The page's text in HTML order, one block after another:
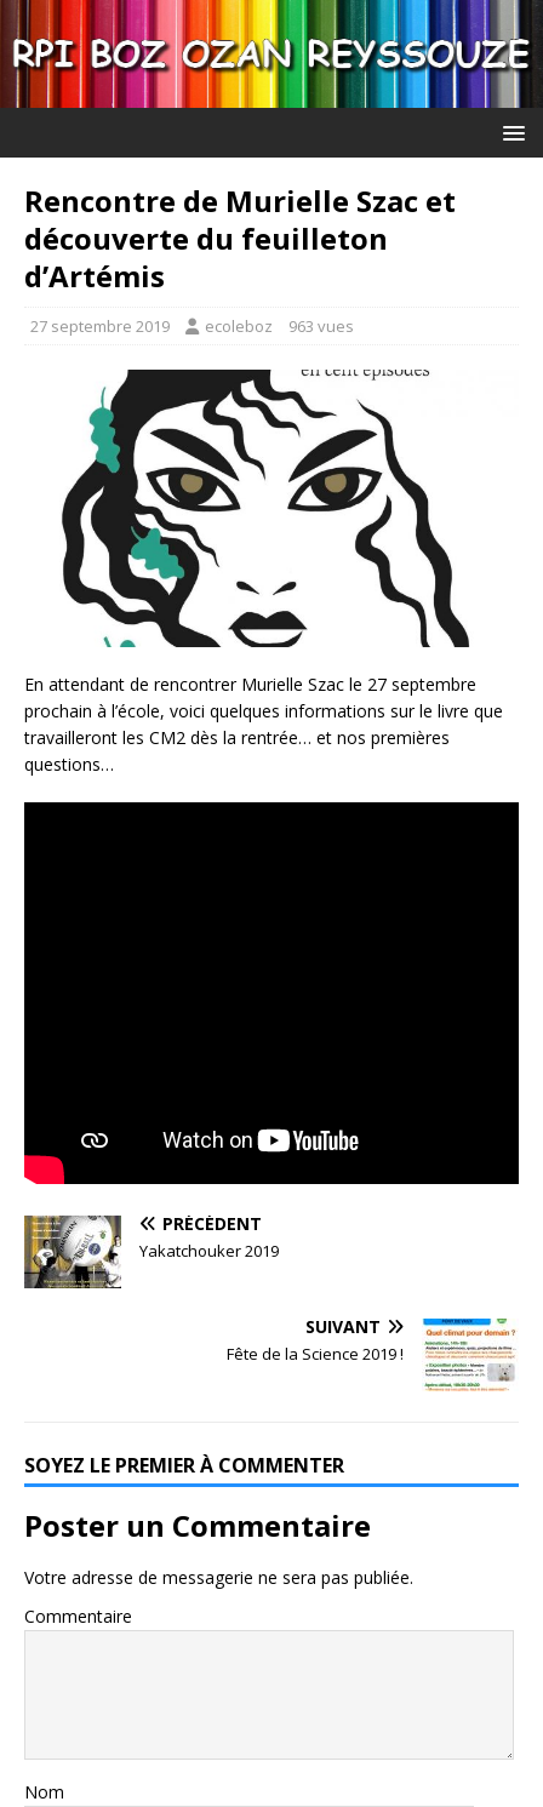
Rencontre de Murielle Szac et
découverte du feuilleton
d’Artémis
27 septembre 2019 ecoleboz 963 vues
En attendant de rencontrer Murielle Szac le 27 septembre
prochain à l’école, voici quelques informations sur le livre que
travailleront les CM2 dès la rentrée… et nos premières
questions…
PRÉCÉDENT
Yakatchouker 2019
SUIVANT
Fête de la Science 2019 !
SOYEZ LE PREMIER À COMMENTER
Poster un Commentaire
Votre adresse de messagerie ne sera pas publiée.
Commentaire
Nom